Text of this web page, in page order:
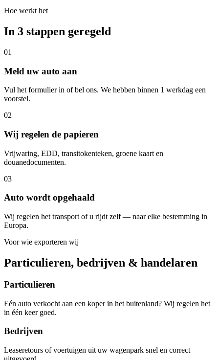
Hoe werkt het
In 3 stappen geregeld
01
Meld uw auto aan
Vul het formulier in of bel ons. We hebben binnen 1 werkdag een
voorstel.
02
Wij regelen de papieren
Vrijwaring, EDD, transitokenteken, groene kaart en
douanedocumenten.
03
Auto wordt opgehaald
Wij regelen het transport of u rijdt zelf — naar elke bestemming in
Europa.
Voor wie exporteren wij
Particulieren, bedrijven & handelaren
Particulieren
Eén auto verkocht aan een koper in het buitenland? Wij regelen het
in één keer goed.
Bedrijven
Leaseretours of voertuigen uit uw wagenpark snel en correct